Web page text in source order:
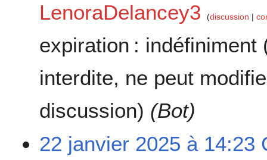
LenoraDelancey3
discussion
expiration : indéfiniment
interdite, ne peut
discussion) (Bot)
22 janvier 2025 à 14:23